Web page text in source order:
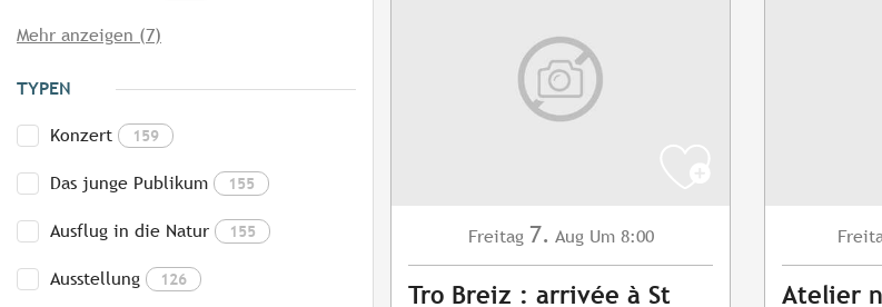
Mehr anzeigen (7)
TYPEN
Konzert 159
Das junge Publikum 155
Ausflug in die Natur 155
Ausstellung 126
Freitag 7. Aug Um 8:00
Tro Breiz : arrivée à St
Atelier